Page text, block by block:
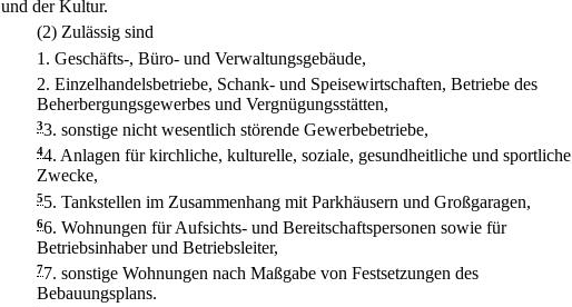
und der Kultur.
(2) Zulässig sind
1. Geschäfts-, Büro- und Verwaltungsgebäude,
2. Einzelhandelsbetriebe, Schank- und Speisewirtschaften, Betriebe des
Beherbergungsgewerbes und Vergnügungsstätten,
33. sonstige nicht wesentlich störende Gewerbebetriebe,
44. Anlagen für kirchliche, kulturelle, soziale, gesundheitliche und sportliche
Zwecke,
55. Tankstellen im Zusammenhang mit Parkhäusern und Großgaragen,
66. Wohnungen für Aufsichts- und Bereitschaftspersonen sowie für
Betriebsinhaber und Betriebsleiter,
77. sonstige Wohnungen nach Maßgabe von Festsetzungen des
Bebauungsplans.